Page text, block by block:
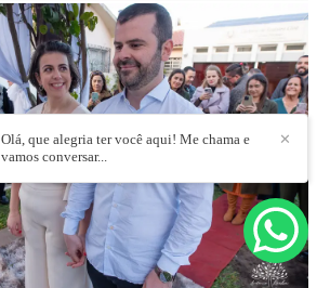
✕
Olá, que alegria ter você aqui! Me chama e
vamos conversar...